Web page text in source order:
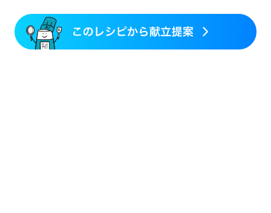
飲み込みにくい
妊婦健診・体重増加が気になる（初期）
妊婦健診・血圧が気になる（初期）